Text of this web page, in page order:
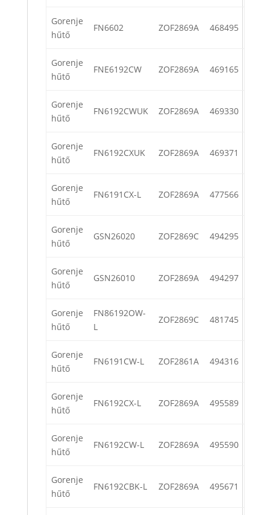
Gorenje
hűtő
FN6602 ZOF2869A 468495
Gorenje
hűtő
FNE6192CW ZOF2869A 469165
Gorenje
hűtő
FN6192CWUK ZOF2869A 469330
Gorenje
hűtő
FN6192CXUK ZOF2869A 469371
Gorenje
hűtő
FN6191CX-L ZOF2869A 477566
Gorenje
hűtő
GSN26020 ZOF2869C 494295
Gorenje
hűtő
GSN26010 ZOF2869A 494297
Gorenje
hűtő
FN86192OW-
L
ZOF2869C 481745
Gorenje
hűtő
FN6191CW-L ZOF2861A 494316
Gorenje
hűtő
FN6192CX-L ZOF2869A 495589
Gorenje
hűtő
FN6192CW-L ZOF2869A 495590
Gorenje
hűtő
FN6192CBK-L ZOF2869A 495671